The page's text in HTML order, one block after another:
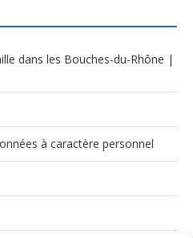
dans les Bouches-du-Rhône |
à caractère personnel